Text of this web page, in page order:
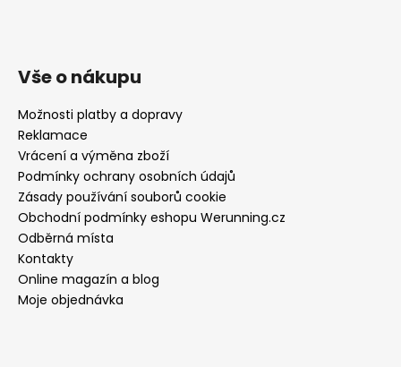
Vše o nákupu
Možnosti platby a dopravy
Reklamace
Vrácení a výměna zboží
Podmínky ochrany osobních údajů
Zásady používání souborů cookie
Obchodní podmínky eshopu Werunning.cz
Odběrná místa
Kontakty
Online magazín a blog
Moje objednávka